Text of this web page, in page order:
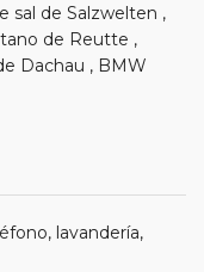
sal de Salzwelten ,
de Reutte ,
Dachau , BMW
lavandería,